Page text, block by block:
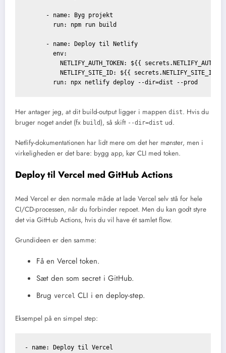
      - name: Byg projekt
        run: npm run build
      - name: Deploy til Netlify
        env:
NETLIFY_AUTH_TOKEN: ${{
          NETLIFY_SITE_ID: ${{ secrets.NETLIFY_SITE_ID }}
Her antager jeg, at dit build-output ligger i mappen dist. Hvis du
bruger noget andet (fx build), så skift --dir=dist ud.
Netlify-dokumentationen har lidt mere om det her mønster, men i
virkeligheden er det bare: bygg app, kør CLI med token.
Deploy til Vercel med GitHub Actions
Med Vercel er den normale måde at lade Vercel selv stå for hele
CI/CD-processen, når du forbinder repoet. Men du kan godt styre
det via GitHub Actions, hvis du vil have ét samlet flow.
Grundideen er den samme:
Få en Vercel token.
Sæt den som secret i GitHub.
Brug vercel CLI i en deploy-step.
Eksempel på en simpel step:
- name: Deploy til Vercel